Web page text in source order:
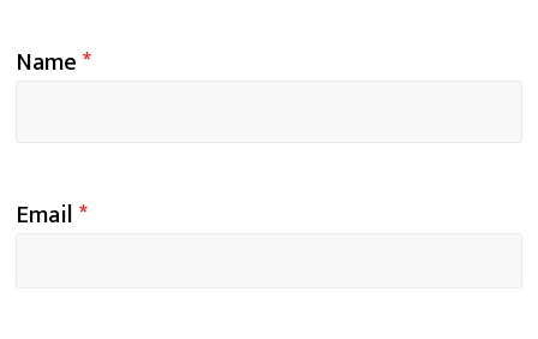
Name*
Email*